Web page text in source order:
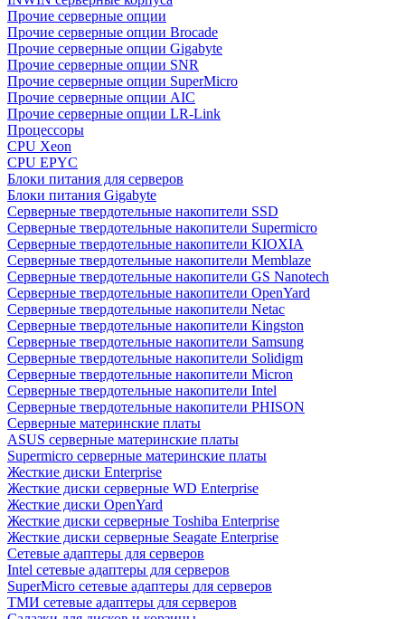
Прочие серверные опции
Прочие серверные опции Brocade
Прочие серверные опции Gigabyte
Прочие серверные опции SNR
Прочие серверные опции SuperMicro
Прочие серверные опции AIC
Прочие серверные опции LR-Link
Процессоры
CPU Xeon
CPU EPYC
Блоки питания для серверов
Блоки питания Gigabyte
Серверные твердотельные накопители SSD
Cерверные твердотельные накопители Supermicro
Cерверные твердотельные накопители KIOXIA
Cерверные твердотельные накопители Memblaze
Cерверные твердотельные накопители GS Nanotech
Серверные твердотельные накопители OpenYard
Серверные твердотельные накопители Netac
Cерверные твердотельные накопители Kingston
Cерверные твердотельные накопители Samsung
Cерверные твердотельные накопители Solidigm
Cерверные твердотельные накопители Micron
Cерверные твердотельные накопители Intel
Cерверные твердотельные накопители PHISON
Серверные материнские платы
ASUS серверные материнские платы
Supermicro серверные материнские платы
Жесткие диски Enterprise
Жесткие диски серверные WD Enterprise
Жесткие диски OpenYard
Жесткие диски серверные Toshiba Enterprise
Жесткие диски серверные Seagate Enterprise
Сетевые адаптеры для серверов
Intel сетевые адаптеры для серверов
SuperMicro сетевые адаптеры для серверов
ТМИ сетевые адаптеры для серверов